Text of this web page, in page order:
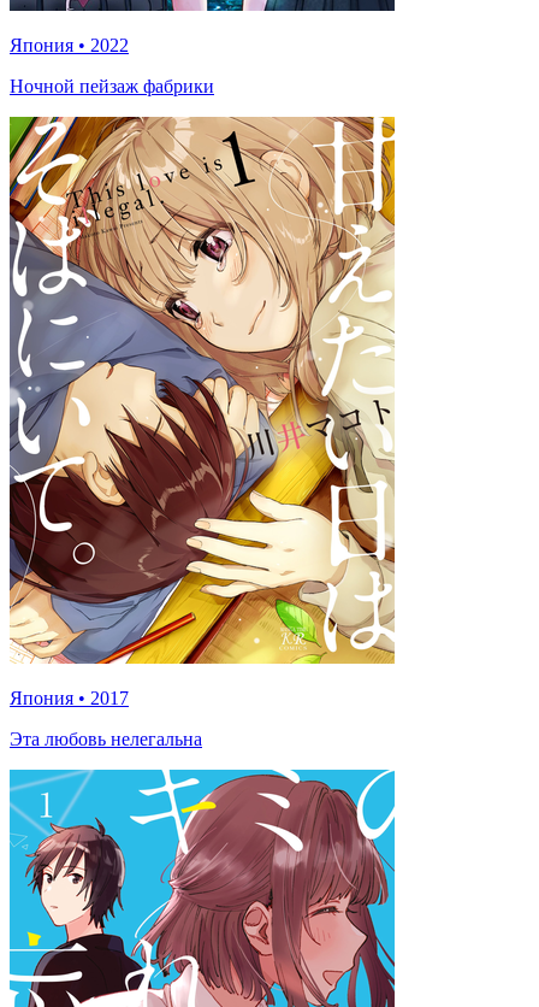
Япония • 2022
Ночной пейзаж фабрики
Япония • 2017
Эта любовь нелегальна